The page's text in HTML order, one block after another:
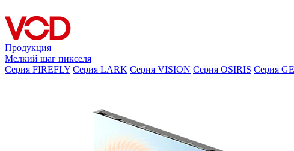
Продукция
Мелкий шаг пикселя
Серия FIREFLY Серия LARK Серия VISION Серия OSIRIS Серия